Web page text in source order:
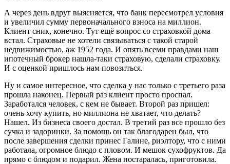
А через день вдруг выясняется, что банк пересмотрел условия
и увеличил сумму первоначального взноса на миллион.
Клиент сник, конечно. Тут ещё вопрос со страховкой дома
встал. Страховые не хотели связываться с такой старой
недвижимостью, аж 1952 года. И опять всеми правдами наш
ипотечный брокер нашла-таки страховую, сделали страховку.
И с оценкой пришлось нам повозиться.
Ну и самое интересное, что сделка у нас только с третьего раза
прошла наконец. Первый раз клиент просто проспал.
Заработался человек, с кем не бывает. Второй раз пришел:
очень хочу купить, но миллиона не хватает, что делать?
Нашел. Из бизнеса своего достал. В третий раз все прошло без
сучка и задоринки. За помощь он так благодарен был, что
после завершения сделки принес Галине, риэлтору, что с ними
работала, огромное блюдо с пловом. И мешок сухофруктов. Да
прямо с блюдом и подарил. Жена постаралась, приготовила.